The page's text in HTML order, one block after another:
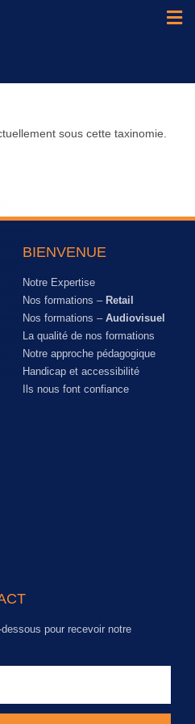
sous cette taxinomie.
BIENVENUE
Notre Expertise
Nos formations – Retail
Nos formations – Audiovisuel
La qualité de nos formations
Notre approche pédagogique
Handicap et accessibilité
Ils nous font confiance
pour recevoir notre